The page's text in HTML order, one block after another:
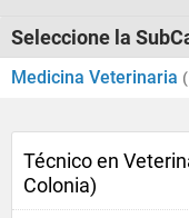
Seleccione la
Medicina Veterinaria
Técnico en
Colonia)